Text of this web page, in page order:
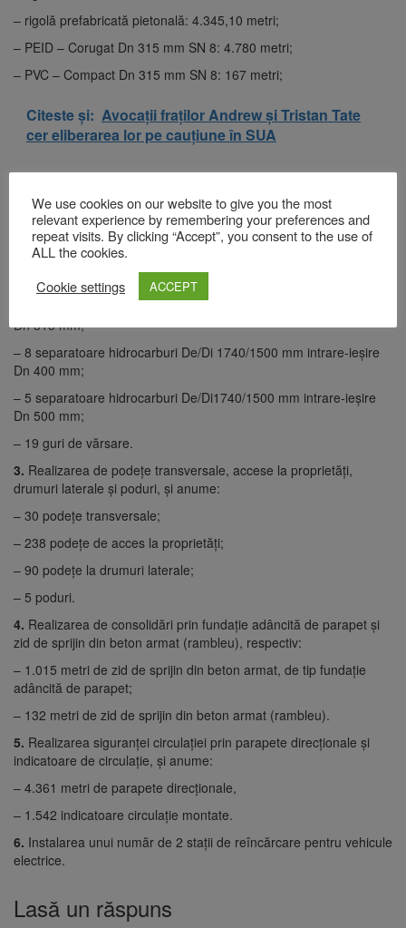
– rigolă prefabricată pietonală: 4.345,10 metri;
– PEID – Corugat Dn 315 mm SN 8: 4.780 metri;
– PVC – Compact Dn 315 mm SN 8: 167 metri;
Citeste și: Avocații fraților Andrew și Tristan Tate
cer eliberarea lor pe cauțiune în SUA
– PEID – Corugat Dn 500 mm SN 8: 1.522 metri;
– 284 cămine beton Dn 1000 mm;
– 1 separator hidrocarburi De/Di 1740/1500 mm intrare-ieşire Dn
300 mm;
Dn 315 mm;
– 8 separatoare hidrocarburi De/Di 1740/1500 mm intrare-ieşire
Dn 400 mm;
– 5 separatoare hidrocarburi De/Di1740/1500 mm intrare-ieşire
Dn 500 mm;
– 19 guri de vărsare.
3. Realizarea de podețe transversale, accese la proprietăți,
drumuri laterale și poduri, şi anume:
– 30 podețe transversale;
– 238 podeţe de acces la proprietăți;
– 90 podețe la drumuri laterale;
– 5 poduri.
4. Realizarea de consolidări prin fundație adâncită de parapet și
zid de sprijin din beton armat (rambleu), respectiv:
– 1.015 metri de zid de sprijin din beton armat, de tip fundație
adâncită de parapet;
– 132 metri de zid de sprijin din beton armat (rambleu).
5. Realizarea siguranței circulației prin parapete direcționale și
indicatoare de circulație, şi anume:
– 4.361 metri de parapete direcţionale,
– 1.542 indicatoare circulație montate.
6. Instalarea unui număr de 2 stații de reîncărcare pentru vehicule
electrice.
Lasă un răspuns
We use cookies on our website to give you the most
relevant experience by remembering your preferences and
repeat visits. By clicking “Accept”, you consent to the use of
ALL the cookies.
Cookie settings
ACCEPT